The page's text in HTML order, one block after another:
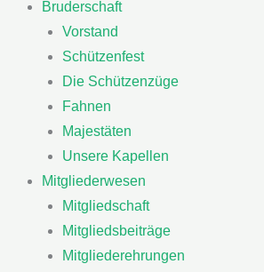
Bruderschaft
Vorstand
Schützenfest
Die Schützenzüge
Fahnen
Majestäten
Unsere Kapellen
Mitgliederwesen
Mitgliedschaft
Mitgliedsbeiträge
Mitgliederehrungen